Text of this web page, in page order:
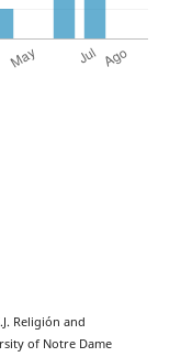
Religión and
of Notre Dame